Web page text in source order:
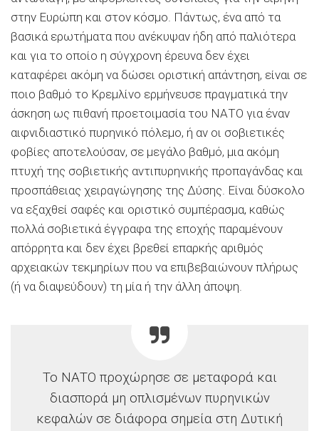
στην Ευρώπη και στον κόσμο. Πάντως, ένα από τα
βασικά ερωτήματα που ανέκυψαν ήδη από παλιότερα
και για το οποίο η σύγχρονη έρευνα δεν έχει
καταφέρει ακόμη να δώσει οριστική απάντηση, είναι σε
ποιο βαθμό το Κρεμλίνο ερμήνευσε πραγματικά την
άσκηση ως πιθανή προετοιμασία του ΝΑΤΟ για έναν
αιφνιδιαστικό πυρηνικό πόλεμο, ή αν οι σοβιετικές
φοβίες αποτελούσαν, σε μεγάλο βαθμό, μια ακόμη
πτυχή της σοβιετικής αντιπυρηνικής προπαγάνδας και
προσπάθειας χειραγώγησης της Δύσης. Είναι δύσκολο
να εξαχθεί σαφές και οριστικό συμπέρασμα, καθώς
πολλά σοβιετικά έγγραφα της εποχής παραμένουν
απόρρητα και δεν έχει βρεθεί επαρκής αριθμός
αρχειακών τεκμηρίων που να επιβεβαιώνουν πλήρως
(ή να διαψεύδουν) τη μία ή την άλλη άποψη.
Το ΝΑΤΟ προχώρησε σε μεταφορά και
διασπορά μη οπλισμένων πυρηνικών
κεφαλών σε διάφορα σημεία στη Δυτική